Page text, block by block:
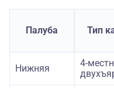
Палуба Тип
Нижняя
4-